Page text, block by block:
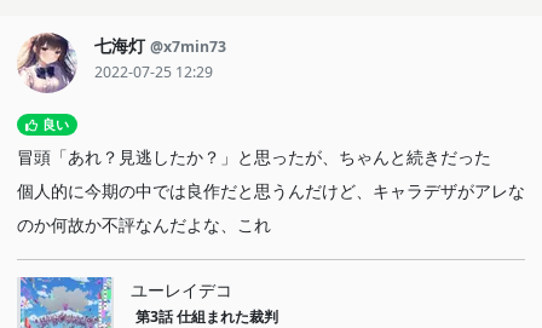
七海灯 @x7min73
2022-07-25 12:29
良い
冒頭「あれ？見逃したか？」と思ったが、ちゃんと続きだった
個人的に今期の中では良作だと思うんだけど、キャラデザがアレな
のか何故か不評なんだよな、これ
ユーレイデコ
第3話 仕組まれた裁判